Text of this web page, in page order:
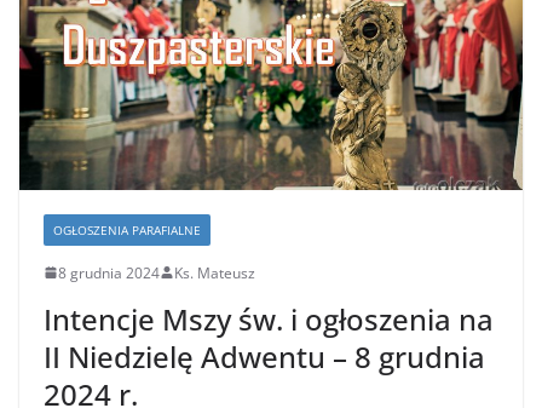
OGŁOSZENIA PARAFIALNE
8 grudnia 2024 Ks. Mateusz
Intencje Mszy św. i ogłoszenia na
II Niedzielę Adwentu – 8 grudnia
2024 r.